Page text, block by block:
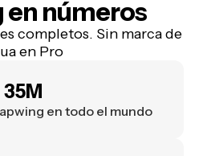
en números
completos. Sin marca de
en Pro
35M
en todo el mundo